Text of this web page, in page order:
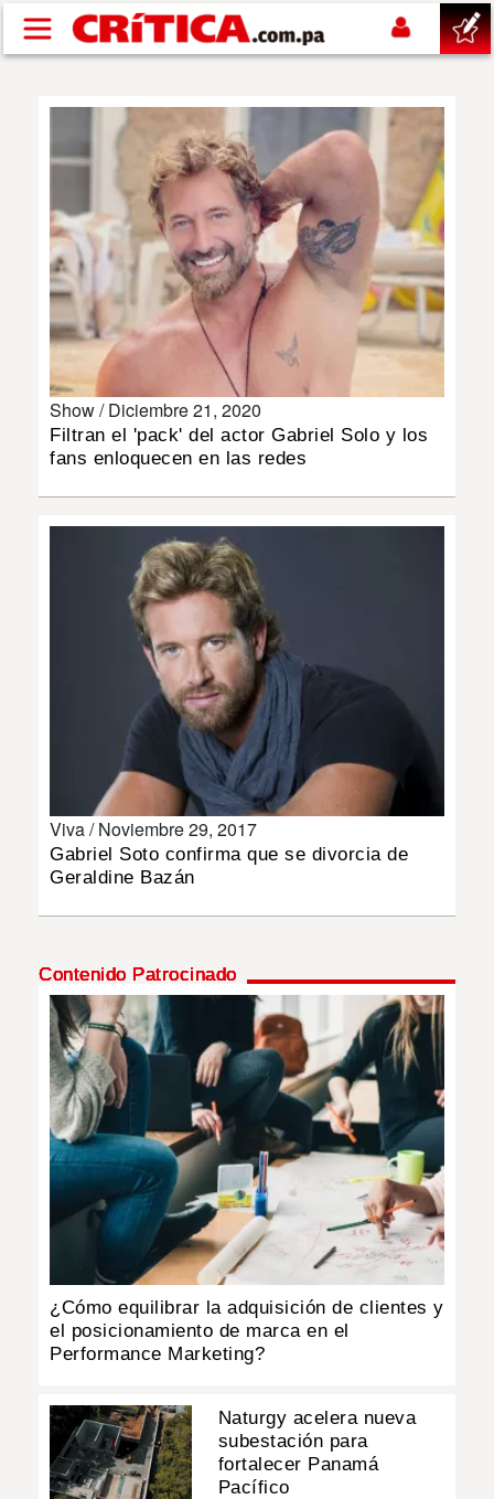
Pasar al contenido principal
SUCESOS
NACIONAL
POLÍTICA
SHOW
DEPORTES
Show /Diciembre 21, 2020
Filtran el 'pack' del actor Gabriel Solo y los
fans enloquecen en las redes
Viva /Noviembre 29, 2017
Gabriel Soto confirma que se divorcia de
Geraldine Bazán
Contenido Patrocinado
¿Cómo equilibrar la adquisición de clientes y
el posicionamiento de marca en el
Performance Marketing?
Naturgy acelera nueva
subestación para
fortalecer Panamá
Pacífico